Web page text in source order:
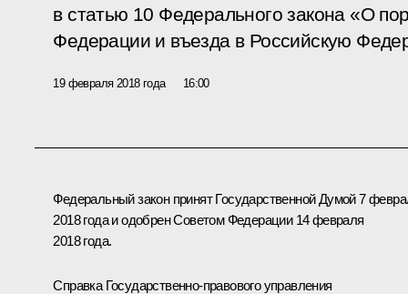
в статью 10 Федерального закона «О
Федерации и въезда в Российскую
19 февраля 2018 года 16:00
Федеральный закон принят Государственной Думой 7
2018 года и одобрен Советом Федерации 14 февраля
2018 года.
Справка Государственно-правового управления